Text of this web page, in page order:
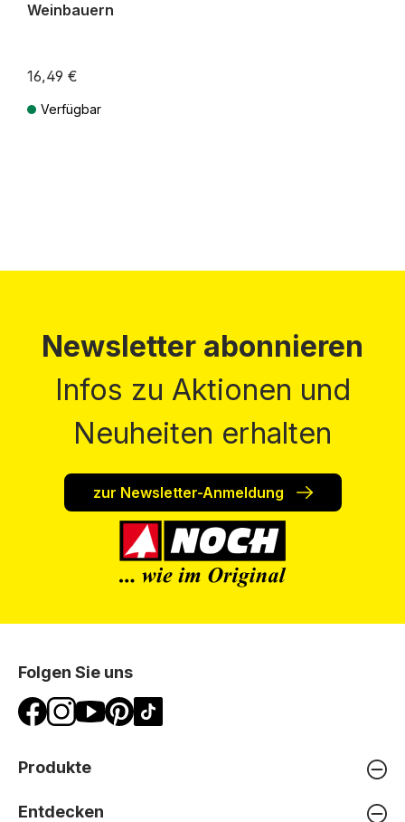
Weinbauern
16,49 €
Verfügbar
Newsletter abonnieren
Infos zu Aktionen und
Neuheiten erhalten
zur Newsletter-Anmeldung
Folgen Sie uns
Produkte
Entdecken